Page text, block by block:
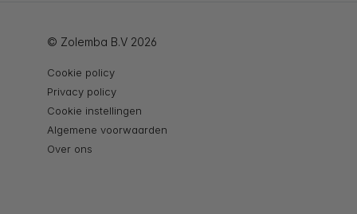
© Zolemba B.V 2026
Cookie policy
Privacy policy
Cookie instellingen
Algemene voorwaarden
Over ons